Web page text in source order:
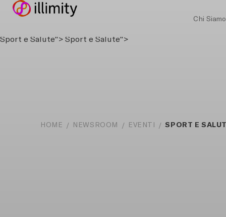
Sport e Salute"> Sport e Salute">
Chi Siamo
HOME NEWSROOM EVENTI SPORT E